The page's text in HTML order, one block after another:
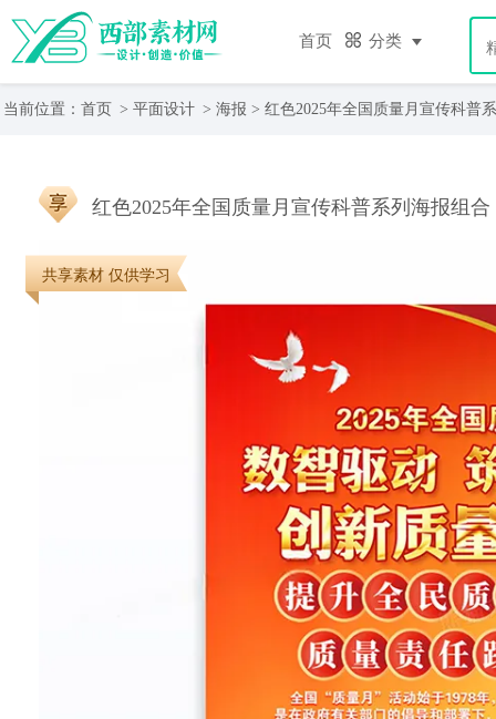
首页 分类
当前位置： 首页 > 平面设计 > 海报 > 红色2025年全国质量月宣传科普
红色2025年全国质量月宣传科普系列海报组合
共享素材 仅供学习